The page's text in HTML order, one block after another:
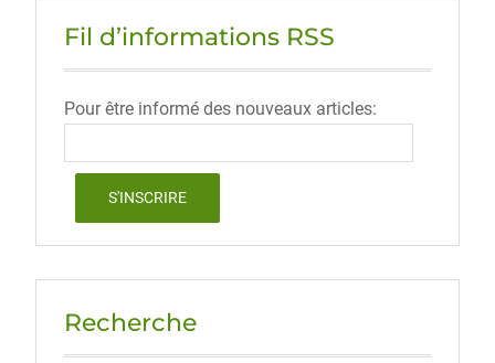
Fil d’informations RSS
Pour être informé des nouveaux articles:
Recherche